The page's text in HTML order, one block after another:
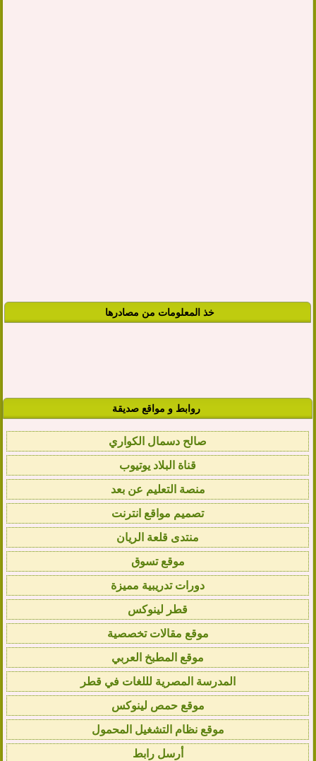
خذ المعلومات من مصادرها
روابط و مواقع صديقة
صالح دسمال الكواري
قناة البلاد يوتيوب
منصة التعليم عن بعد
تصميم مواقع انترنت
منتدى قلعة الريان
موقع تسوق
دورات تدريبية مميزة
قطر لينوكس
موقع مقالات تخصصية
موقع المطبخ العربي
المدرسة المصرية لللغات في قطر
موقع حمص لينوكس
موقع نظام التشغيل المحمول
أرسل رابط